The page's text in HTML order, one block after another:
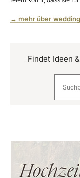
→ mehr über
Findet Ideen